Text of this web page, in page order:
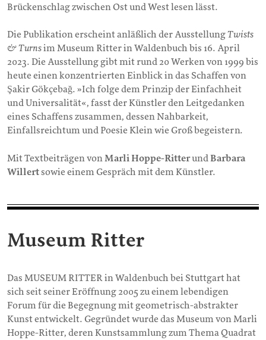
Brückenschlag zwischen Ost und West lesen lässt.
Die Publikation erscheint anläßlich der AusstellungTwists
& Turnsim Museum Ritter in Waldenbuch bis 16. April
2023. Die Ausstellung gibt mit rund 20 Werken von 1999 bis
heute einen konzentrierten Einblick in das Schaffen von
Şakir Gökçebağ. »Ich folge dem Prinzip der Einfachheit
und Universalität«, fasst der Künstler den Leitgedanken
eines Schaffens zusammen, dessen Nahbarkeit,
Einfallsreichtum und Poesie Klein wie Groß begeistern.
Mit Textbeiträgen von Marli Hoppe-Ritterund Barbara
Willertsowie einem Gespräch mit dem Künstler.
Museum Ritter
Das MUSEUM RITTER in Waldenbuch bei Stuttgart hat
sich seit seiner Eröffnung 2005 zu einem lebendigen
Forum für die Begegnung mit geometrisch-abstrakter
Kunst entwickelt. Gegründet wurde das Museum von Marli
Hoppe-Ritter, deren Kunstsammlung zum Thema Quadrat